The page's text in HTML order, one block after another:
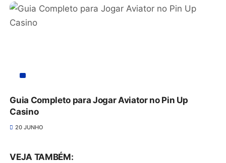
Guia Completo para Jogar Aviator no Pin Up
Casino
20 JUNHO
VEJA TAMBÉM: